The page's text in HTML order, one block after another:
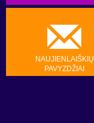
m
NAUJIENLAIŠKIŲ
PAVYZDŽIAI